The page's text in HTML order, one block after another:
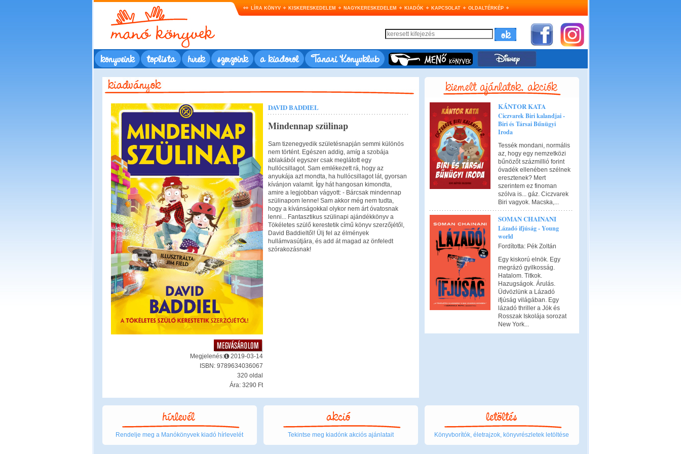
LÍRA KÖNYV KISKERESKEDELEM NAGYKERESKEDELEM KIADÓK KAPCSOLAT OLDALTÉRKÉP
könyveink toplista hírek szerzőink a kiadóról Tanári Könyvklub
Megjelenés:
2019-03-14
ISBN: 9789634036067
320 oldal
Ára: 3290 Ft
DAVID BADDIEL
Mindennap szülinap
Sam tizenegyedik születésnapján semmi különös
nem történt. Egészen addig, amíg a szobája
ablakából egyszer csak meglátott egy
hullócsillagot. Sam emlékezett rá, hogy az
anyukája azt mondta, ha hullócsillagot lát, gyorsan
kívánjon valamit. Így hát hangosan kimondta,
amire a legjobban vágyott: - Bárcsak mindennap
szülinapom lenne! Sam akkor még nem tudta,
hogy a kívánságokkal olykor nem árt óvatosnak
lenni... Fantasztikus szülinapi ajándékkönyv a
Tökéletes szülő kerestetik című könyv szerzőjétől,
David Baddieltől! Ülj fel az élmények
hullámvasútjára, és add át magad az önfeledt
szórakozásnak!
KÁNTOR KATA
Ciczvarek Biri kalandjai -
Biri és Társai Bűnügyi
Iroda
Tessék mondani, normális
az, hogy egy nemzetközi
bűnözőt százmillió forint
óvadék ellenében szélnek
eresztenek? Mert
szerintem ez finoman
szólva is... gáz. Ciczvarek
Biri vagyok. Macska,...
SOMAN CHAINANI
Lázadó ifjúság - Young
world
Fordította: Pék Zoltán
Egy kiskorú elnök. Egy
megrázó gyilkosság.
Hatalom. Titkok.
Hazugságok. Árulás.
Üdvözlünk a Lázadó
ifjúság világában. Egy
lázadó thriller a Jók és
Rosszak Iskolája sorozat
New York...
Rendelje meg a Manókönyvek kiadó hírlevelét Tekintse meg kiadónk akciós ajánlatait Könyvborítók, életrajzok, könyvrészletek letöltése